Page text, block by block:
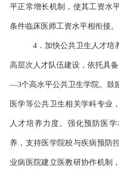
平正常增长机制，使其工资水
条件临床医师工资水平相衔接。
4．加快公共卫生人才培
高层次人才队伍建设，依托具
—3个高水平公共卫生学院。鼓
医学等公共卫生相关学科专业
人才培养力度。强化预防医
养，支持医学院校与疾病预防
业病医院建立医教研协作机制